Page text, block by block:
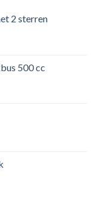
2 sterren
500 cc